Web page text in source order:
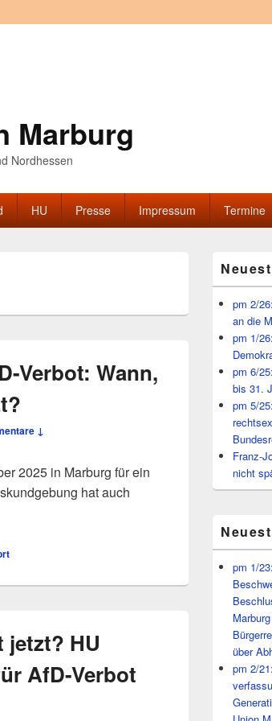
Marburg
Nordhessen
HU Presse Impressum Termine
Verbot: Wann,
↓
2025 in Marburg für ein
hat auch
jetzt? HU
AfD-Verbot
Seitenleisten
Widget-
Bereichpm 2/
an die
pm 1/
pm 6/
bis 31.
pm 5/
Franz-
nicht
pm 1/
Marburg
über
pm 2/